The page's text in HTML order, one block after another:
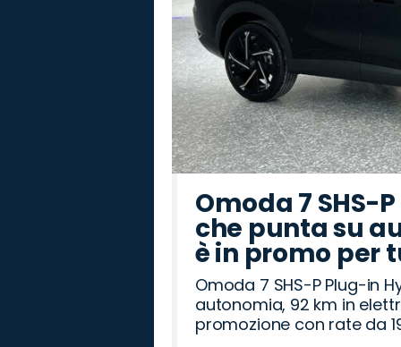
Omoda 7 SHS-
che punta su
è in promo per
Omoda 7 SHS-P Plug-in
autonomia, 92 km in
promozione con rate da